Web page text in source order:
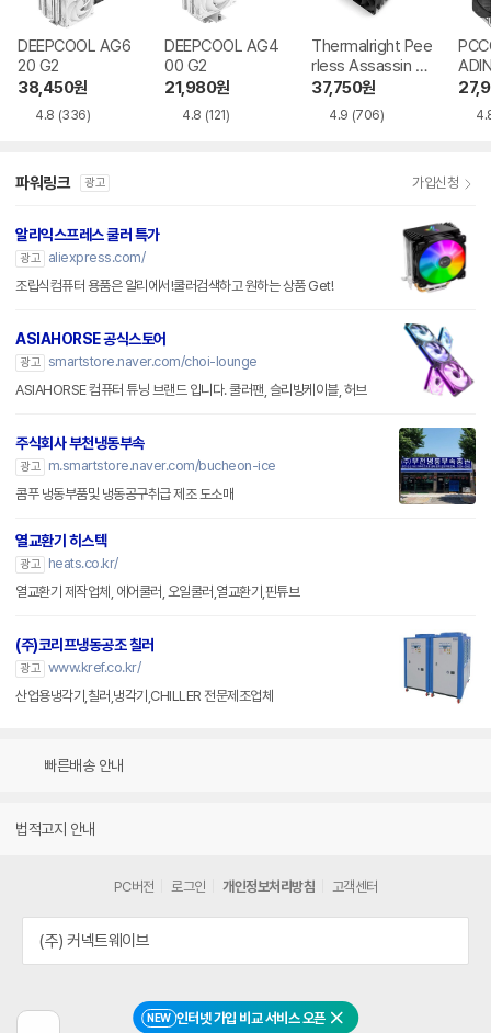
NEW 인터넷 가입 비교 서비스 오픈 닫기
DEEPCOOL AG6
20 G2
38,450원
4.8 (336)
DEEPCOOL AG4
00 G2
21,980원
4.8 (121)
Thermalright Pee
rless Assassin 12
0 SE 서린
37,750원
4.9 (706)
파워링크 광고 가입신청
알리익스프레스 쿨러 특가
광고
aliexpress.com/
조립식컴퓨터 용품은 알리에서!쿨러검색하고 원하는 상품 Get!
ASIAHORSE 공식스토어
광고 smartstore.naver.com/choi-lounge
ASIAHORSE 컴퓨터 튜닝 브랜드 입니다. 쿨러팬, 슬리빙케이블, 허브
주식회사 부천냉동부속
광고
m.smartstore.naver.com/bucheon-ice
콤푸 냉동부품및 냉동공구취급 제조 도소매
열교환기 히스텍
광고
heats.co.kr/
열교환기 제작업체, 에어쿨러, 오일쿨러,열교환기,핀튜브
(주)코리프냉동공조 칠러
광고 www.kref.co.kr/
산업용냉각기,칠러,냉각기,CHILLER 전문제조업체
빠른배송 안내
법적고지 안내
PC버전 로그인 개인정보처리방침 고객센터
(주) 커넥트웨이브